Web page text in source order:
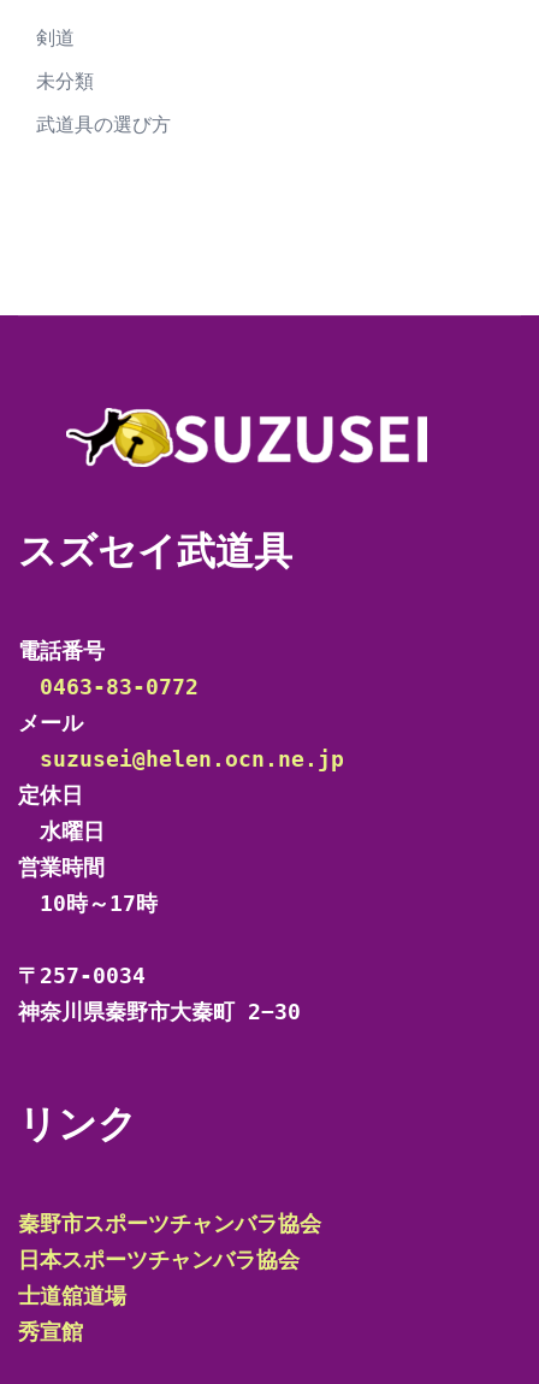
剣道
未分類
武道具の選び方
スズセイ武道具
電話番号
0463-83-0772
メール
suzusei@helen.ocn.ne.jp
定休日
水曜日
営業時間
10時～17時
〒257-0034
神奈川県秦野市大秦町 2−30
リンク
秦野市スポーツチャンバラ協会
日本スポーツチャンバラ協会
士道舘道場
秀宣館